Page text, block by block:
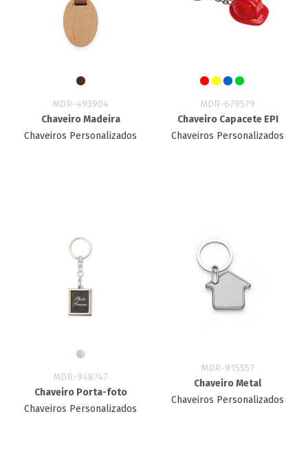
MDR-493904
Chaveiro Madeira
Chaveiros Personalizados
MDR-679579
Chaveiro Capacete EPI
Chaveiros Personalizados
MDR-948747
Chaveiro Porta-foto
Chaveiros Personalizados
MDR-915557
Chaveiro Metal
Chaveiros Personalizados